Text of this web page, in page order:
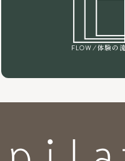
FLOW /体験の